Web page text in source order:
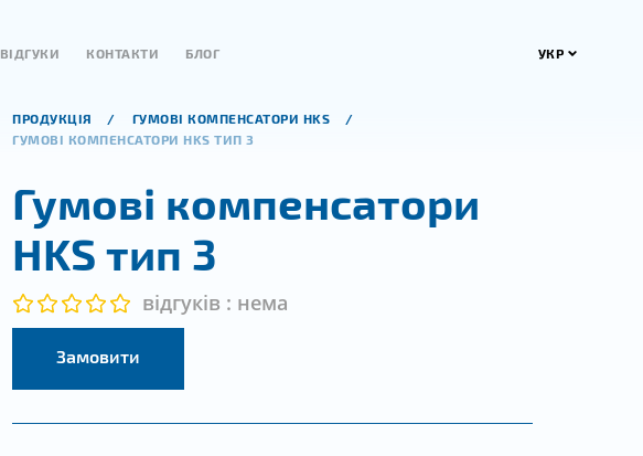
ВІДГУКИ КОНТАКТИ БЛОГ УКР
ПРОДУКЦІЯ
ГУМОВІ КОМПЕНСАТОРИ HKS
ГУМОВІ КОМПЕНСАТОРИ HKS ТИП 3
Гумові компенсатори
HKS тип 3
відгуків : нема
Замовити